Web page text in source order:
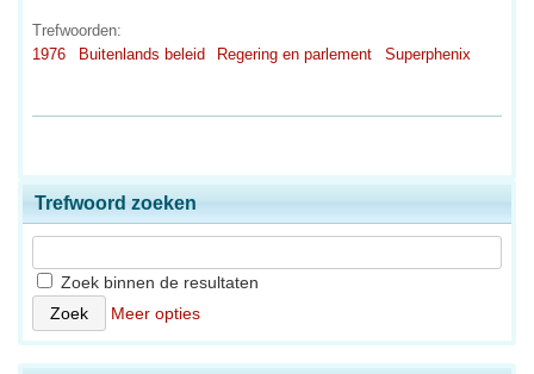
Trefwoorden:
1976
Buitenlands beleid Regering en parlement Superphenix
Trefwoord zoeken
Zoek binnen de resultaten
Meer opties